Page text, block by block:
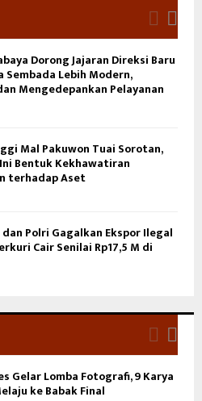
Dorong Jajaran Direksi Baru
Sembada Lebih Modern,
Mengedepankan Pelayanan
Mal Pakuwon Tuai Sorotan,
Bentuk Kekhawatiran
terhadap Aset
dan Polri Gagalkan Ekspor Ilegal
Cair Senilai Rp17,5 M di
Gelar Lomba Fotografi, 9 Karya
ke Babak Final